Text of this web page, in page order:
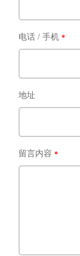
电话 / 手机
地址
留言内容